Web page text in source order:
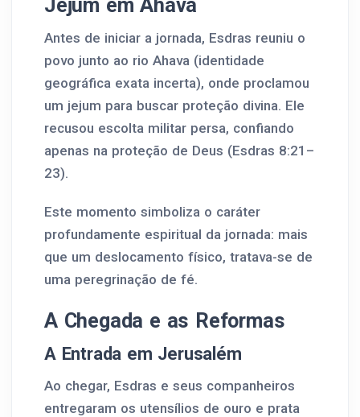
Jejum em Ahava
Antes de iniciar a jornada, Esdras reuniu o
povo junto ao rio Ahava (identidade
geográfica exata incerta), onde proclamou
um jejum para buscar proteção divina. Ele
recusou escolta militar persa, confiando
apenas na proteção de Deus (Esdras 8:21–
23).
Este momento simboliza o caráter
profundamente espiritual da jornada: mais
que um deslocamento físico, tratava-se de
uma peregrinação de fé.
A Chegada e as Reformas
A Entrada em Jerusalém
Ao chegar, Esdras e seus companheiros
entregaram os utensílios de ouro e prata